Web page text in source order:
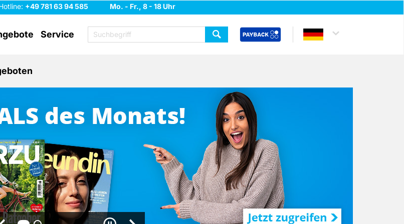
+49 781 63 94 585 Mo. - Fr., 8 - 18 Uhr
Service